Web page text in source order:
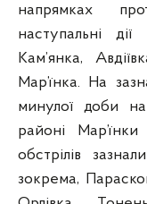
напрямках
наступальні
Кам’янка,
Мар’їнка. На
минулої доби
районі
обстрілів
зокрема,